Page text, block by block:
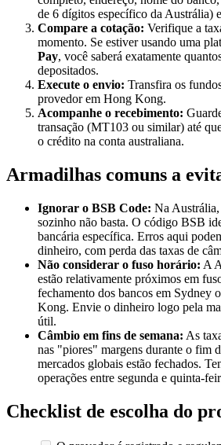
de 6 dígitos específico da Austrália)
Compare a cotação: Verifique a
momento. Se estiver usando uma
Pay, você saberá exatamente
depositados.
Execute o envio: Transfira os
provedor em Hong Kong.
Acompanhe o recebimento:
transação (MT103 ou similar) até
o crédito na conta australiana.
Armadilhas comuns a
Ignorar o BSB Code: Na
sozinho não basta. O código BSB
bancária específica. Erros aqui
dinheiro, com perda das taxas de
Não considerar o fuso horário: A
estão relativamente próximos em
fechamento dos bancos em Sydney
Kong. Envie o dinheiro logo pela
útil.
Câmbio em fins de semana: As
nas "piores" margens durante o fim
mercados globais estão fechados.
operações entre segunda e quinta-
Checklist de escolha do